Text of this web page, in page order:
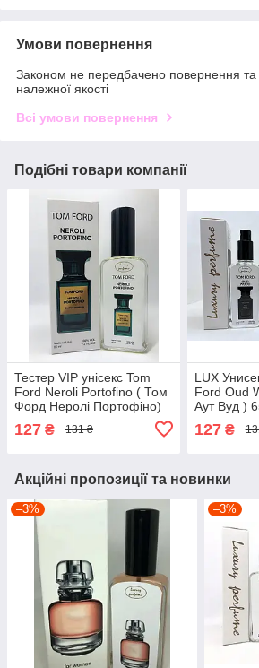
Умови повернення
Законом не передбачено повернення та
належної якості
Всі умови повернення
Подібні товари компанії
Тестер VIP унісекс Tom
Ford Neroli Portofino ( Том
Форд Неролі Портофіно)
127 ₴ 131 ₴
LUX
Ford Oud
Аут Вуд )
127₴
Акційні пропозиції та новинки
–3% –3%